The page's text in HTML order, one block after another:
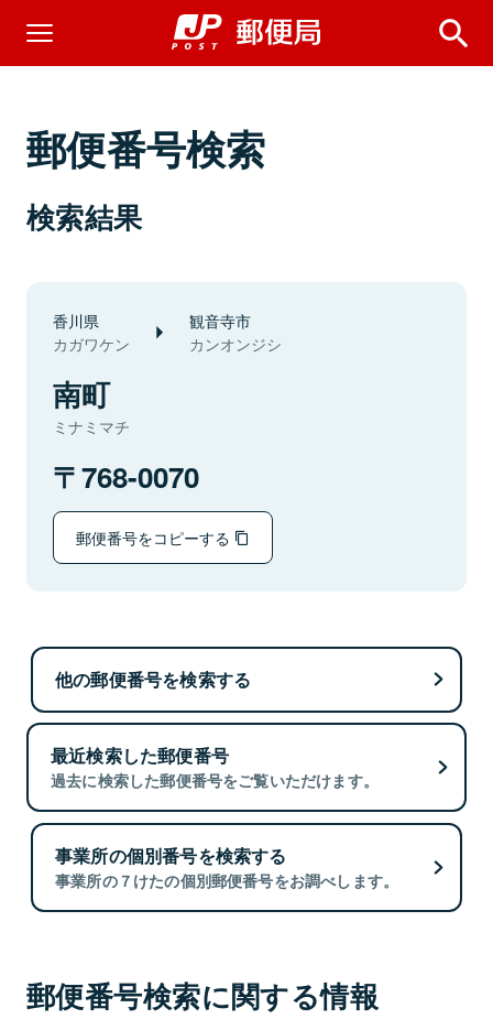
郵便番号検索
検索結果
香川県
カガワケン
観音寺市
カンオンジシ
南町
ミナミマチ
768-0070
郵便番号をコピーする
他の郵便番号を検索する
最近検索した郵便番号
過去に検索した郵便番号をご覧いただけます。
事業所の個別番号を検索する
事業所の７けたの個別郵便番号をお調べします。
郵便番号検索に関する情報